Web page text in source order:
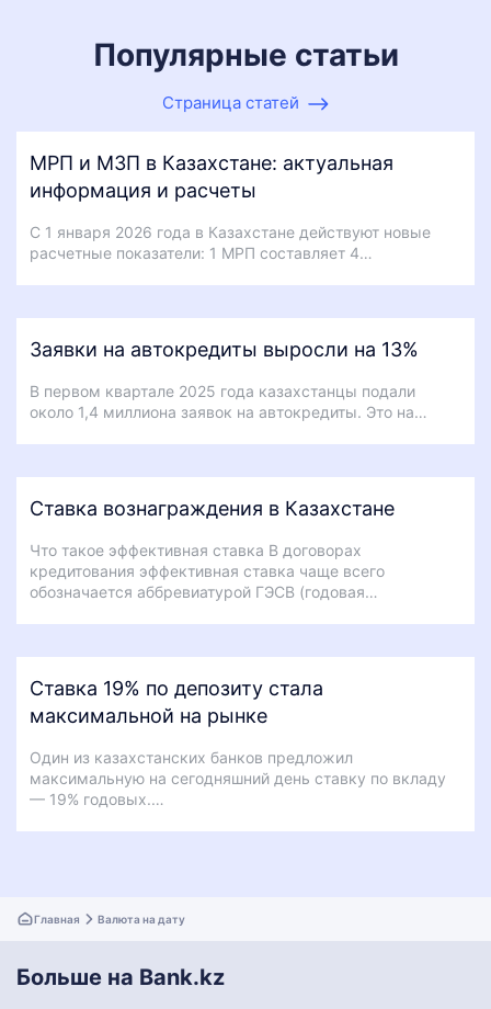
Популярные статьи
Страница статей
МРП и МЗП в Казахстане: актуальная
информация и расчеты
С 1 января 2026 года в Казахстане действуют новые
расчетные показатели: 1 МРП составляет 4…
Заявки на автокредиты выросли на 13%
В первом квартале 2025 года казахстанцы подали
около 1,4 миллиона заявок на автокредиты. Это на…
Ставка вознаграждения в Казахстане
Что такое эффективная ставка В договорах
кредитования эффективная ставка чаще всего
обозначается аббревиатурой ГЭСВ (годовая…
Ставка 19% по депозиту стала
максимальной на рынке
Один из казахстанских банков предложил
максимальную на сегодняшний день ставку по вкладу
— 19% годовых.…
Главная Валюта на дату
Больше на Bank.kz